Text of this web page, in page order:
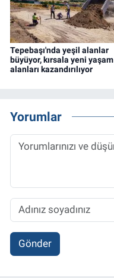
Tepebaşı'nda yeşil alanlar
büyüyor, kırsala yeni yaşam
alanları kazandırılıyor
Yorumlar
Gönder